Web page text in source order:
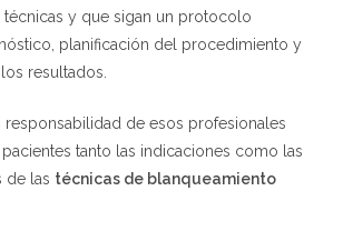
técnicas y que sigan un protocolo
planificación del procedimiento y
resultados.
responsabilidad de esos profesionales
tanto las indicaciones como las
de las técnicas de blanqueamiento